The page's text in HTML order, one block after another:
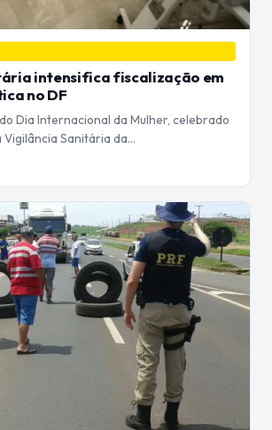
intensifica fiscalização em
no DF
Dia Internacional da Mulher, celebrado
Vigilância Sanitária da…